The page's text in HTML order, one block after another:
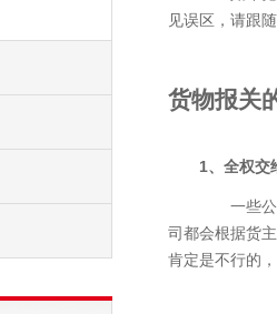
见误区，请跟
货物报关
1、全权交
一些公司
司都会根据货
肯定是不行的